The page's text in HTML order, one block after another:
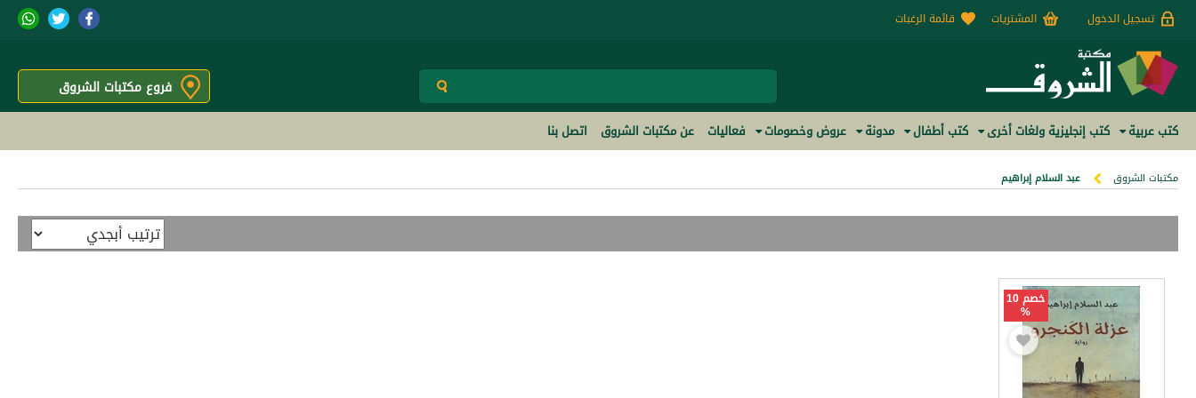
تسجيل الدخول المشتريات قائمة الرغبات
فروع مكتبات الشروق
كتب عربية كتب إنجليزية ولغات أخرى كتب أطفال مدونة عروض وخصومات فعاليات عن مكتبات الشروق اتصل بنا
مكتبات الشروق عبد السلام إبراهيم
خصم 10
%